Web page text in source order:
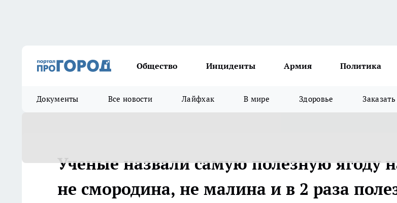
Общество Инциденты Армия Политика
Документы Все новости Лайфхак В мире Здоровье
Ученые назвали самую полезную ягоду
не смородина, не малина и в 2 раза